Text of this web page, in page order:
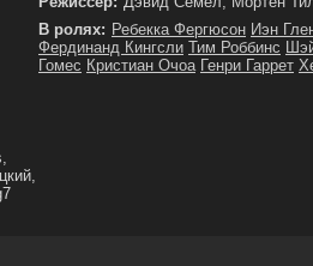
В ролях: Ребекка Фергюсон Иэн
Фердинанд Кингсли Тим Роббинс
Гомес Кристиан Очоа Генри Гаррет